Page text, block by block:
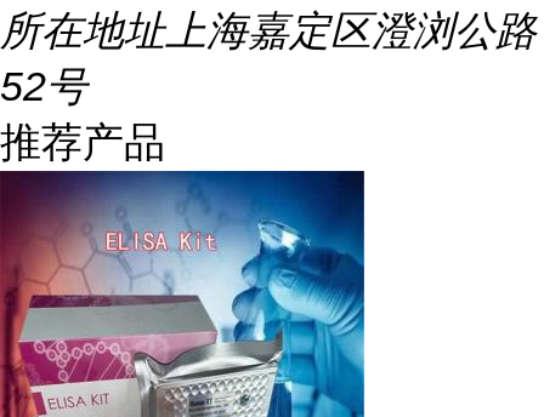
所在地址上海嘉定区澄浏公路
52号
推荐产品